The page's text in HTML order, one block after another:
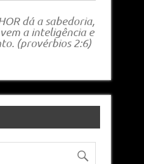
dá a sabedoria,
a inteligência e
(provérbios 2:6)